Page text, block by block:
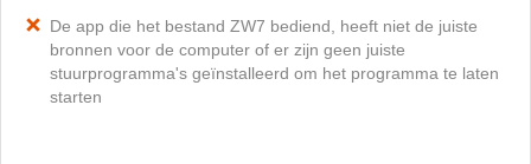
De app die het bestand ZW7 bediend, heeft niet de juiste
bronnen voor de computer of er zijn geen juiste
stuurprogramma's geïnstalleerd om het programma te laten
starten